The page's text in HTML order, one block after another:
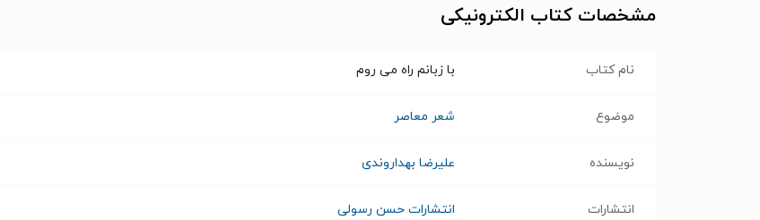
مشخصات کتاب الکترونیکی
نام کتاب با زبانم راه می روم
موضوع شعر معاصر
نویسنده علیرضا بهداروندی
انتشارات انتشارات حسن رسولی